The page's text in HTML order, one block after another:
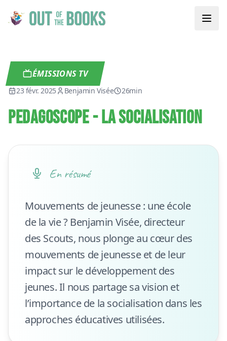
ÉMISSIONS TV
23 févr. 2025 Benjamin Visée 26min
PEDAGOSCOPE - LA SOCIALISATION
En résumé
Mouvements de jeunesse : une école
de la vie ? Benjamin Visée, directeur
des Scouts, nous plonge au cœur des
mouvements de jeunesse et de leur
impact sur le développement des
jeunes. Il nous partage sa vision et
l’importance de la socialisation dans les
approches éducatives utilisées.